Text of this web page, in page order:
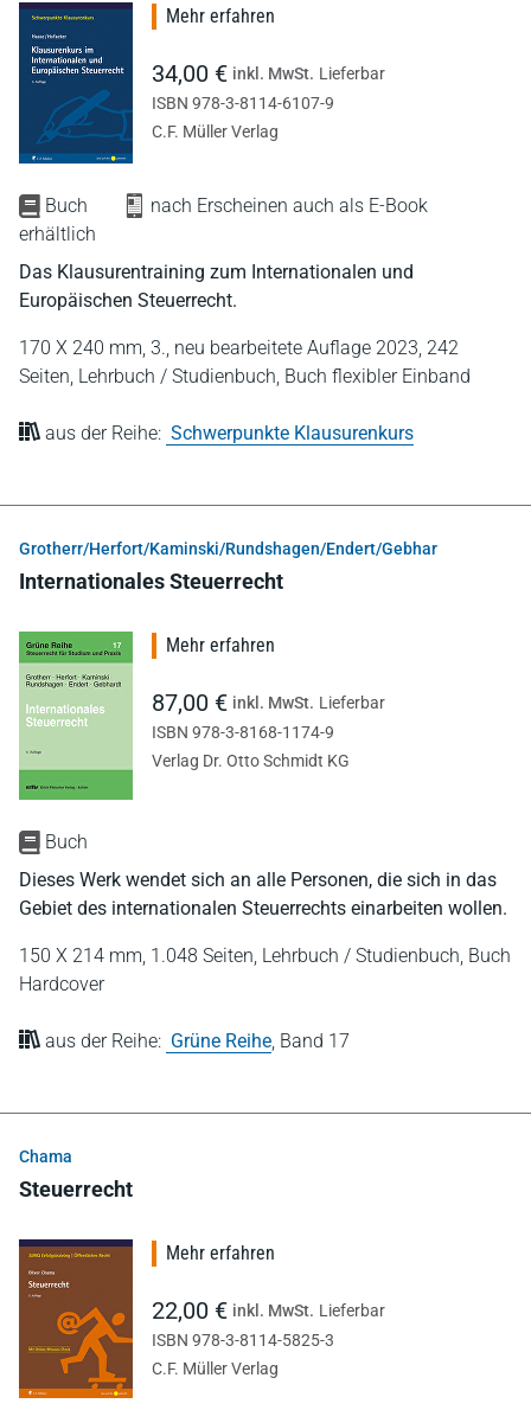
Buch
nach Erscheinen auch als E-Book
erhältlich
Das Klausurentraining zum Internationalen und
Europäischen Steuerrecht.
170 X 240 mm, 3., neu bearbeitete Auflage 2023, 242
Seiten, Lehrbuch / Studienbuch, Buch flexibler Einband
aus der Reihe: Schwerpunkte Klausurenkurs
Mehr erfahren
34,00 € inkl. MwSt. Lieferbar
ISBN 978-3-8114-6107-9
C.F. Müller Verlag
Grotherr/Herfort/Kaminski/Rundshagen/Endert/Gebhar
Internationales Steuerrecht
Buch
Dieses Werk wendet sich an alle Personen, die sich in das
Gebiet des internationalen Steuerrechts einarbeiten wollen.
150 X 214 mm, 1.048 Seiten, Lehrbuch / Studienbuch, Buch
Hardcover
aus der Reihe: Grüne Reihe, Band 17
Mehr erfahren
87,00 € inkl. MwSt. Lieferbar
ISBN 978-3-8168-1174-9
Verlag Dr. Otto Schmidt KG
Chama
Steuerrecht
Mehr erfahren
22,00 € inkl. MwSt. Lieferbar
ISBN 978-3-8114-5825-3
C.F. Müller Verlag